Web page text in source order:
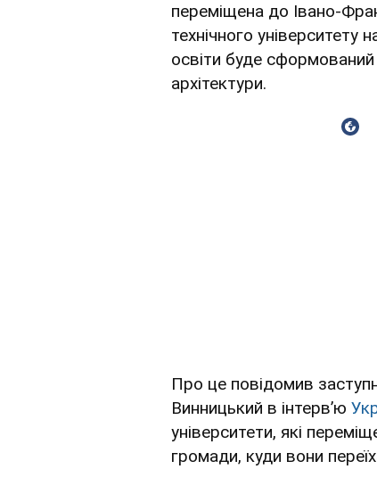
переміщена до Івано-
технічного
освіти буде
архітектури.
Про це повідомив
Винницький в інтервʼю
університети, які
громади, куди вони